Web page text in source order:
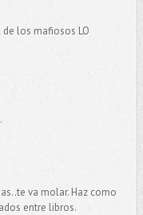
los mafiosos LO
va molar. Haz como
entre libros.